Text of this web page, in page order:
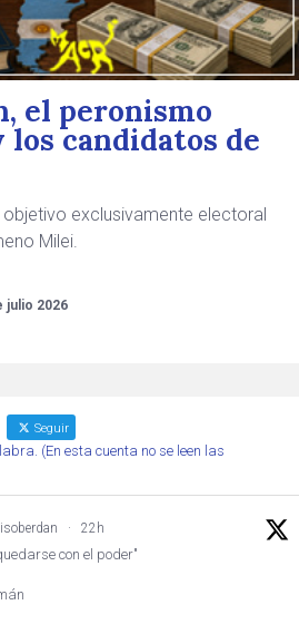
el peronismo
candidatos de
exclusivamente electoral
Milei.
julio 2026
Seguir
(En esta cuenta no se leen las
· 22h
con el poder"